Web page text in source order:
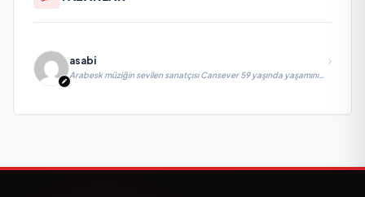
asabi
Arabesk müziğin sevilen sanatçısı Cansever 59 yaşında yaşamını
yitirdi